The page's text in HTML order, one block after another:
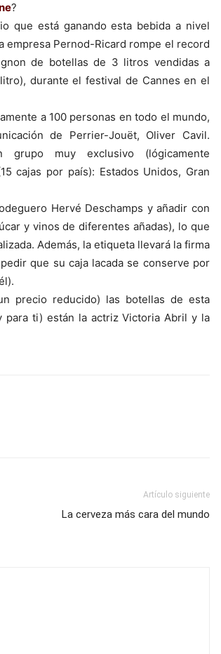
?
que está ganando esta bebida a nivel
empresa Pernod-Ricard rompe el record
de botellas de 3 litros vendidas a
durante el festival de Cannes en el
a 100 personas en todo el mundo,
de Perrier-Jouët, Oliver Cavil.
grupo muy exclusivo (lógicamente
cajas por país): Estados Unidos, Gran
Hervé Deschamps y añadir con
y vinos de diferentes añadas), lo que
Además, la etiqueta llevará la firma
que su caja lacada se conserve por
precio reducido) las botellas de esta
para ti) están la actriz Victoria Abril y la
Artículo siguiente
La cerveza más cara del mundo